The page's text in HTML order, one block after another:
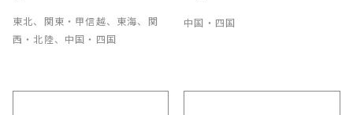
東北、関東・甲信越、東海、関
西・北陸、中国・四国
中国・四国